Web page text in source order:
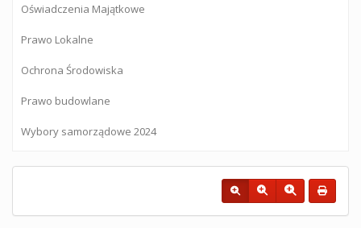
Oświadczenia Majątkowe
Prawo Lokalne
Ochrona Środowiska
Prawo budowlane
Wybory samorządowe 2024